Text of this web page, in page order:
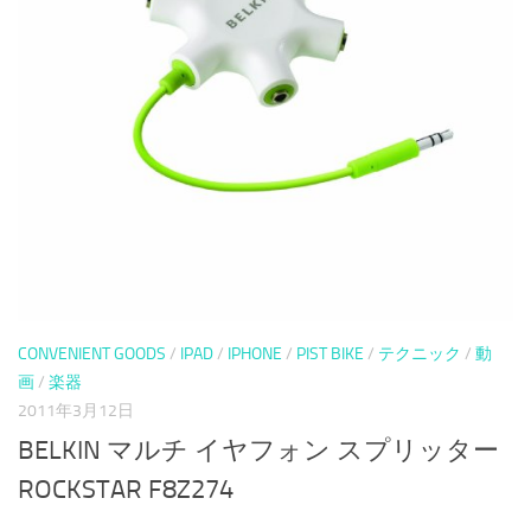
CONVENIENT GOODS / IPAD/ IPHONE / PIST BIKE / テクニック / 動
画/ 楽器
2011年3月12日
BELKIN マルチ イヤフォン スプリッター
ROCKSTAR F8Z274